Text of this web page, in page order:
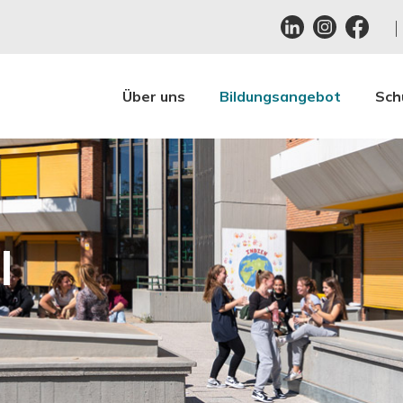
Über uns Bildungsangebot